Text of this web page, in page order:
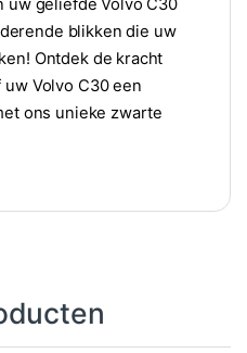
uw geliefde Volvo C30
blikken die uw
Ontdek de kracht
Volvo C30 een
ons unieke zwarte